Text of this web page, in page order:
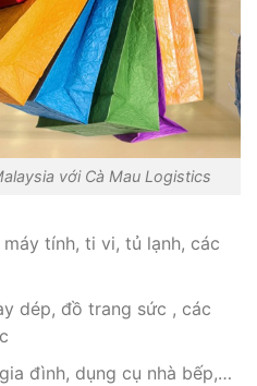
với Cà Mau Logistics
tính, ti vi, tủ lạnh, các
dép, đồ trang sức , các
đình, dụng cụ nhà bếp,…